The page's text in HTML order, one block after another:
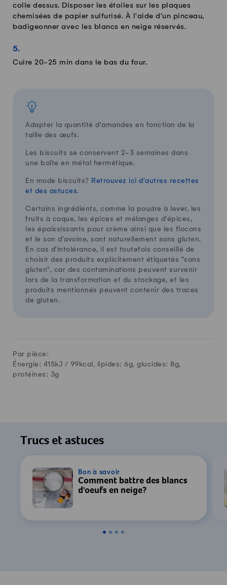
colle dessus. Disposer les étoiles sur les plaques
chemisées de papier sulfurisé. À l'aide d'un pinceau,
badigeonner avec les blancs en neige réservés.
Cuire 20-25 min dans le bas du four.
Adapter la quantité d'amandes en fonction de la
taille des œufs.
Les biscuits se conservent 2-3 semaines dans
une boîte en métal hermétique.
En mode biscuits? Retrouvez ici d'autres recettes
et des astuces.
Certains ingrédients, comme la poudre à lever, les
fruits à coque, les épices et mélanges d'épices,
les épaississants pour crème ainsi que les flocons
et le son d'avoine, sont naturellement sans gluten.
En cas d'intolérance, il est toutefois conseillé de
choisir des produits explicitement étiquetés "sans
gluten", car des contaminations peuvent survenir
lors de la transformation et du stockage, et les
produits mentionnés peuvent contenir des traces
de gluten.
Par pièce:
Énergie: 415kJ / 99 kcal, lipides: 6g, glucides: 8g,
protéines: 3g
Trucs et astuces
Bon à savoir
Comment battre des blancs
d'oeufs en neige?